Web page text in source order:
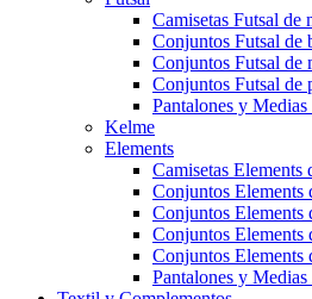
Camisetas Futsal de
Conjuntos Futsal de
Conjuntos Futsal de
Conjuntos Futsal de
Pantalones y Medias
Kelme
Elements
Camisetas Elements
Conjuntos Elements
Conjuntos Elements
Conjuntos Elements
Conjuntos Elements
Pantalones y Medias